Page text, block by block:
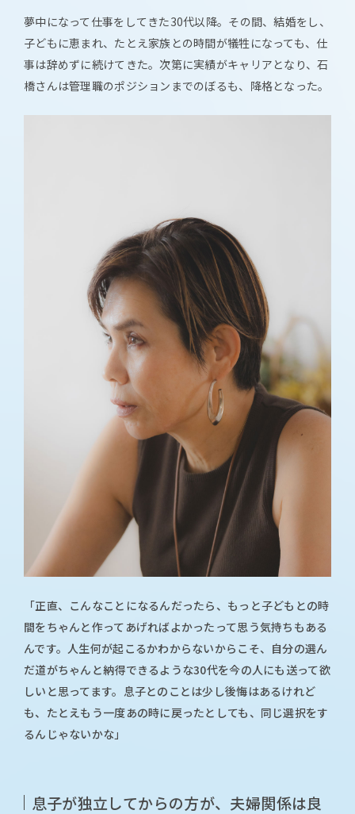
夢中になって仕事をしてきた30代以降。その間、結婚をし、
子どもに恵まれ、たとえ家族との時間が犠牲になっても、仕
事は辞めずに続けてきた。次第に実績がキャリアとなり、石
橋さんは管理職のポジションまでのぼるも、降格となった。
「正直、こんなことになるんだったら、もっと子どもとの時
間をちゃんと作ってあげればよかったって思う気持ちもある
んです。人生何が起こるかわからないからこそ、自分の選ん
だ道がちゃんと納得できるような30代を今の人にも送って欲
しいと思ってます。息子とのことは少し後悔はあるけれど
も、たとえもう一度あの時に戻ったとしても、同じ選択をす
るんじゃないかな」
息子が独立してからの方が、夫婦関係は良